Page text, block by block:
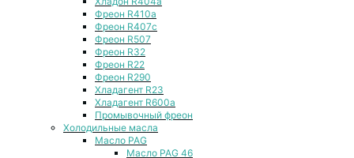
Фреон R410a
Фреон R407с
Фреон R507
Фреон R32
Фреон R22
Фреон R290
Хладагент R23
Хладагент R600a
Промывочный фреон
Холодильные масла
Масло PAG
Масло PAG 46